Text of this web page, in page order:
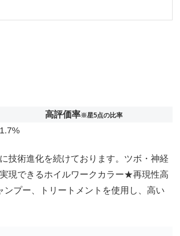
高評価率※星5点の比率
技術進化を続けております。ツボ・神経
現できるホイルワークカラー★再現性高
プー、トリートメントを使用し、高い